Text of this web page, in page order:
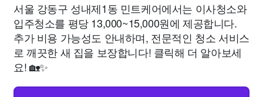
서울 강동구 성내제1동 민트케어에서는 이사청소와
입주청소를 평당 13,000~15,000원에 제공합니다.
추가 비용 가능성도 안내하며, 전문적인 청소 서비스
로 깨끗한 새 집을 보장합니다! 클릭해 더 알아보세
요! 🏡✨